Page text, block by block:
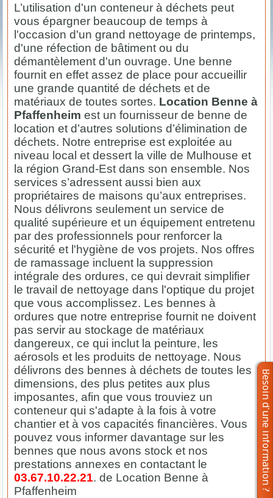
L’utilisation d'un conteneur à déchets peut
vous épargner beaucoup de temps à
l'occasion d'un grand nettoyage de printemps,
d'une réfection de bâtiment ou du
démantèlement d'un ouvrage. Une benne
fournit en effet assez de place pour accueillir
une grande quantité de déchets et de
matériaux de toutes sortes. Location Benne à
Pfaffenheimest un fournisseur de benne de
location et d’autres solutions d’élimination de
déchets. Notre entreprise est exploitée au
niveau local et dessert la ville de Mulhouse et
la région Grand-Est dans son ensemble. Nos
services s’adressent aussi bien aux
propriétaires de maisons qu’aux entreprises.
Nous délivrons seulement un service de
qualité supérieure et un équipement entretenu
par des professionnels pour renforcer la
sécurité et l'hygiène de vos projets. Nos offres
de ramassage incluent la suppression
intégrale des ordures, ce qui devrait simplifier
le travail de nettoyage dans l'optique du projet
que vous accomplissez. Les bennes à
ordures que notre entreprise fournit ne doivent
pas servir au stockage de matériaux
dangereux, ce qui inclut la peinture, les
aérosols et les produits de nettoyage. Nous
délivrons des bennes à déchets de toutes les
dimensions, des plus petites aux plus
imposantes, afin que vous trouviez un
conteneur qui s'adapte à la fois à votre
chantier et à vos capacités financières. Vous
pouvez vous informer davantage sur les
bennes que nous avons stock et nos
prestations annexes en contactant le
03.67.10.22.21. de Location Benne à
Pfaffenheim